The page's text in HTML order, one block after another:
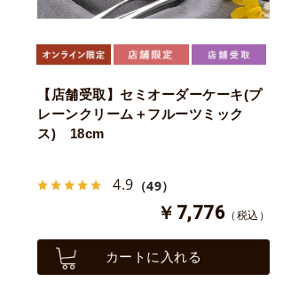
【店舗受取】セミオーダーケーキ(プ
レーンクリーム＋フルーツミック
ス) 18cm
4.9 （49）
￥7,776 （税込）
カートに入れる